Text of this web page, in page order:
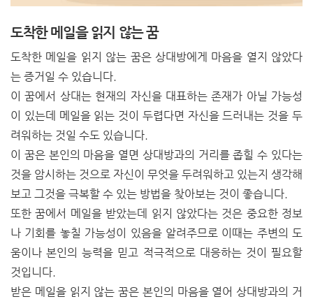
도착한 메일을 읽지 않는 꿈
도착한 메일을 읽지 않는 꿈은 상대방에게 마음을 열지 않았다
는 증거일 수 있습니다.
이 꿈에서 상대는 현재의 자신을 대표하는 존재가 아닐 가능성
이 있는데 메일을 읽는 것이 두렵다면 자신을 드러내는 것을 두
려워하는 것일 수도 있습니다.
이 꿈은 본인의 마음을 열면 상대방과의 거리를 좁힐 수 있다는
것을 암시하는 것으로 자신이 무엇을 두려워하고 있는지 생각해
보고 그것을 극복할 수 있는 방법을 찾아보는 것이 좋습니다.
또한 꿈에서 메일을 받았는데 읽지 않았다는 것은 중요한 정보
나 기회를 놓칠 가능성이 있음을 알려주므로 이때는 주변의 도
움이나 본인의 능력을 믿고 적극적으로 대응하는 것이 필요할
것입니다.
받은 메일을 읽지 않는 꿈은 본인의 마음을 열어 상대방과의 거